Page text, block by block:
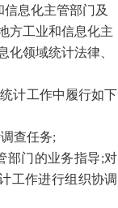
信息化主管部门及
方工业和信息化主
化领域统计法律、
计工作中履行如下
查任务;
部门的业务指导;对
工作进行组织协调